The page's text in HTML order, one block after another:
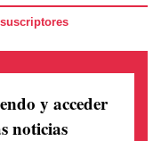
y acceder
noticias